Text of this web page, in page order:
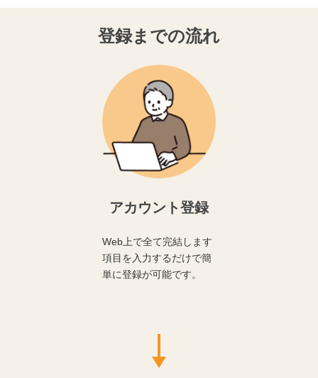
登録までの流れ
アカウント登録
Web上で全て完結します
項目を入力するだけで簡
単に登録が可能です。